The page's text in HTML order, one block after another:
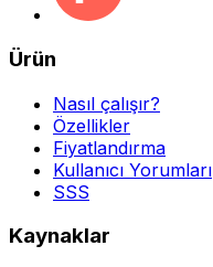
Ürün
Nasıl çalışır?
Özellikler
Fiyatlandırma
Kullanıcı Yorumları
SSS
Kaynaklar